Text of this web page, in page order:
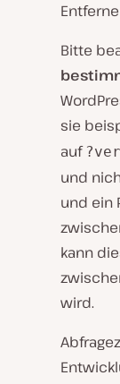
Bitte
sie
auf
und
und ein
kann
wird.